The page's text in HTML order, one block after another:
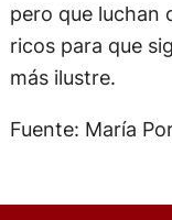
pero que luchan
ricos para que
más ilustre.
Fuente: María